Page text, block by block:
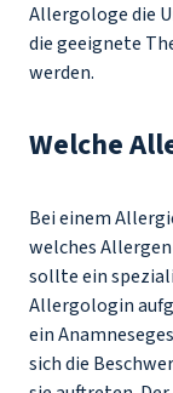
Allergologe die
die geeignete
werden.
Welche
Bei einem
welches
sollte ein
Allergologin
ein
sich die